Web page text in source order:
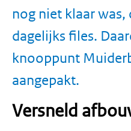
nog niet klaar
dagelijks files.
knooppunt
aangepakt.
Versneld